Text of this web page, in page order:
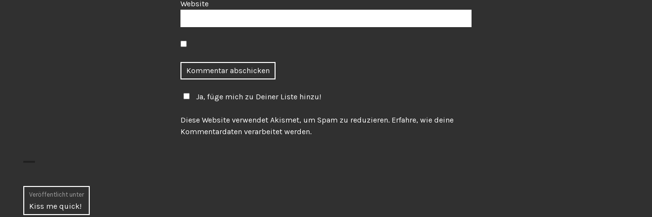
Website
Ja, füge mich zu Deiner Liste hinzu!
Diese Website verwendet Akismet, um Spam zu reduzieren. Erfahre, wie deine
Kommentardaten verarbeitet werden.
Beitragsnavigation
Veröffentlicht unter
Kiss me quick!